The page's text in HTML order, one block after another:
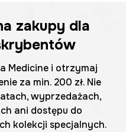
zakupy dla
Medicine i otrzymaj
za min. 200 zł. Nie
wyprzedażach,
ani dostępu do
kolekcji specjalnych.